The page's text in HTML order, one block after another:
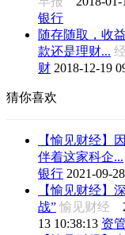
银行
随存随取，收
款还是理财...
财 2018-12-19
猜你喜欢
【愉见财经】
伴着这家科企...
银行 2021-09-
【愉见财经】
战” 愉见财经
13 10:38:13 资